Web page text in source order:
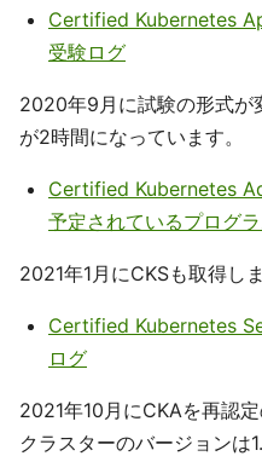
Certified Kubernetes
受験ログ
2020年9月に試験の形式が
が2時間になっています。
Certified Kubernetes
予定されているプログ
2021年1月にCKSも取得しま
Certified Kubernetes
ログ
2021年10月にCKAを再認
クラスターのバージョン